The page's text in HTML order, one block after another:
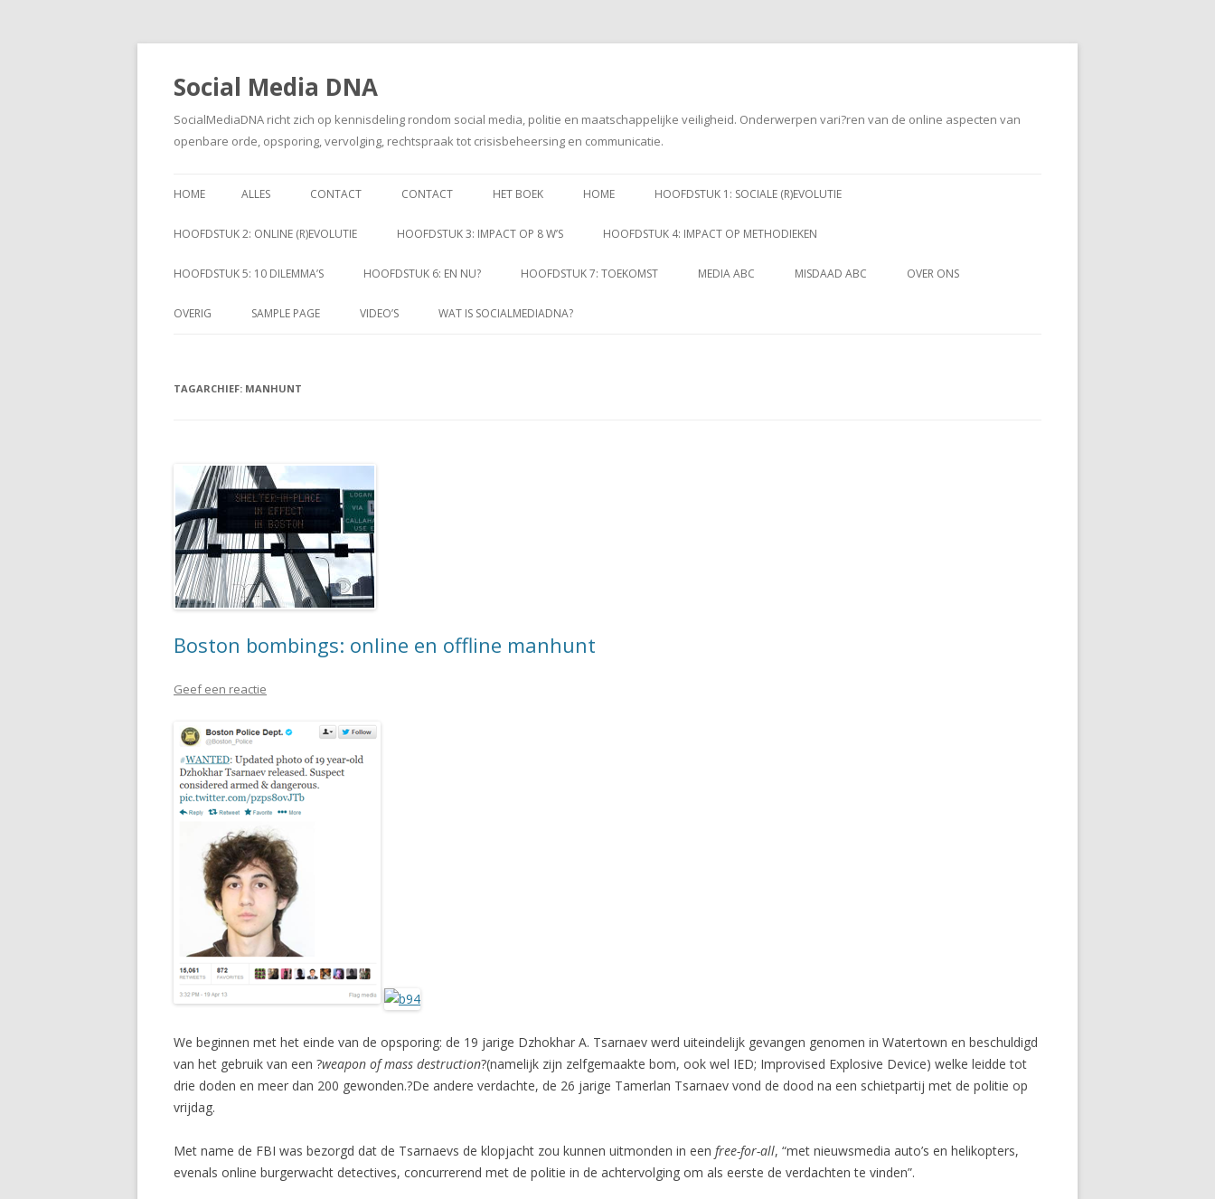
Social Media DNA
SocialMediaDNA richt zich op kennisdeling rondom social media, politie en maatschappelijke veiligheid. Onderwerpen vari?ren van de online aspecten van
openbare orde, opsporing, vervolging, rechtspraak tot crisisbeheersing en communicatie.
naar
HOME ALLES CONTACT CONTACT HET BOEK HOME HOOFDSTUK 1: SOCIALE (R)EVOLUTIE
HOOFDSTUK 2: ONLINE (R)EVOLUTIE HOOFDSTUK 3: IMPACT OP 8 W’S HOOFDSTUK 4: IMPACT OP METHODIEKEN
HOOFDSTUK 5: 10 DILEMMA’S HOOFDSTUK 6: EN NU? HOOFDSTUK 7: TOEKOMST MEDIA ABC MISDAAD ABC OVER ONS
OVERIG SAMPLE PAGE VIDEO’S WAT IS SOCIALMEDIADNA?
TAGARCHIEF: MANHUNT
Boston bombings: online en offline manhunt
Geef een reactie
We beginnen met het einde van de opsporing: de 19 jarige Dzhokhar A. Tsarnaev werd uiteindelijk gevangen genomen in Watertown en beschuldigd
van het gebruik van een ?weapon of mass destruction?(namelijk zijn zelfgemaakte bom, ook wel IED; Improvised Explosive Device) welke leidde tot
drie doden en meer dan 200 gewonden.?De andere verdachte, de 26 jarige Tamerlan Tsarnaev vond de dood na een schietpartij met de politie op
vrijdag.
Met name de FBI was bezorgd dat de Tsarnaevs de klopjacht zou kunnen uitmonden in een free-for-all, “met nieuwsmedia auto’s en helikopters,
evenals online burgerwacht detectives, concurrerend met de politie in de achtervolging om als eerste de verdachten te vinden”.